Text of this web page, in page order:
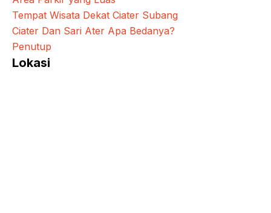
Tempat Wisata Dekat Ciater Subang
Ciater Dan Sari Ater Apa Bedanya?
Penutup
Lokasi